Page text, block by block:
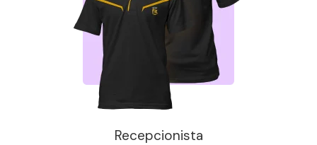
Recepcionista